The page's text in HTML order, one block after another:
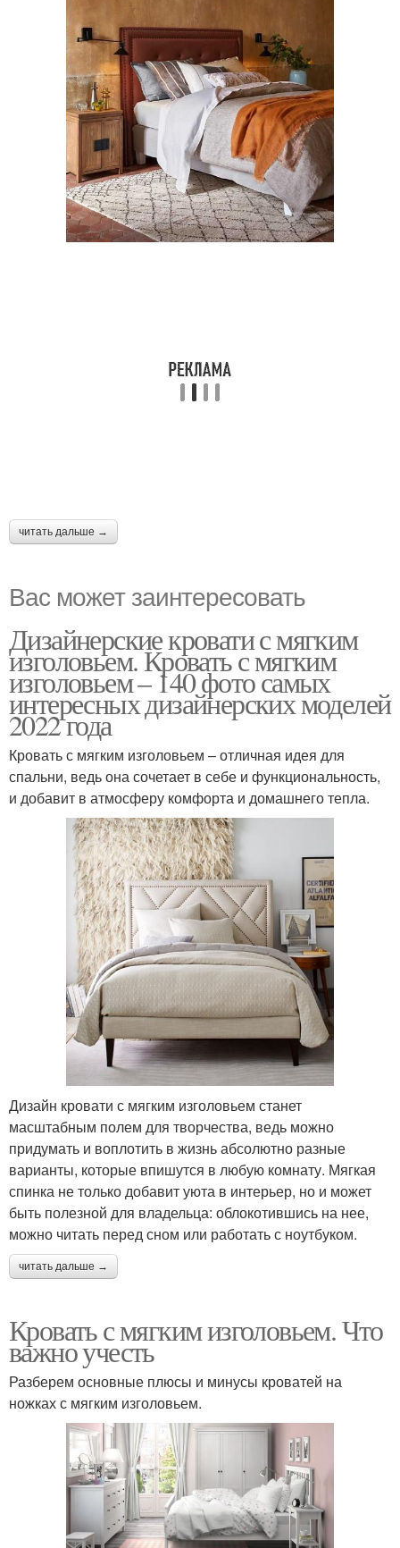
читать дальше →
Вас может заинтересовать
Дизайнерские кровати с мягким
изголовьем. Кровать с мягким
изголовьем – 140 фото самых
интересных дизайнерских моделей
2022 года
Кровать с мягким изголовьем – отличная идея для
спальни, ведь она сочетает в себе и функциональность,
и добавит в атмосферу комфорта и домашнего тепла.
Дизайн кровати с мягким изголовьем станет
масштабным полем для творчества, ведь можно
придумать и воплотить в жизнь абсолютно разные
варианты, которые впишутся в любую комнату. Мягкая
спинка не только добавит уюта в интерьер, но и может
быть полезной для владельца: облокотившись на нее,
можно читать перед сном или работать с ноутбуком.
читать дальше →
Кровать с мягким изголовьем. Что
важно учесть
Разберем основные плюсы и минусы кроватей на
ножках с мягким изголовьем.